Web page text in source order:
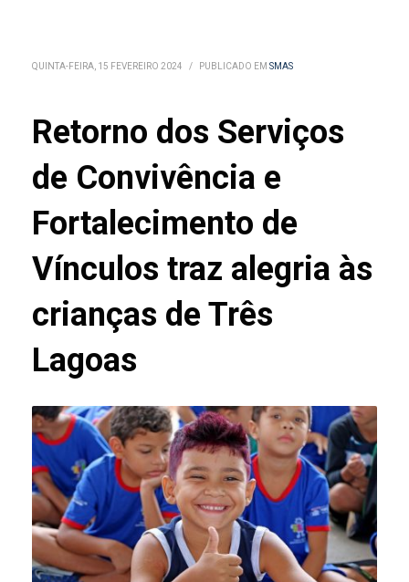
QUINTA-FEIRA, 15 FEVEREIRO 2024 / PUBLICADO EM SMAS
Retorno dos Serviços
de Convivência e
Fortalecimento de
Vínculos traz alegria às
crianças de Três
Lagoas